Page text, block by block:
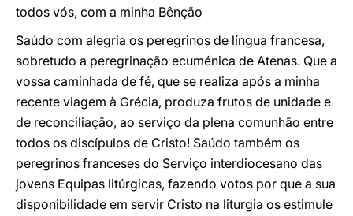
todos vós, com a minha Bênção
Saúdo com alegria os peregrinos de língua francesa,
sobretudo a peregrinação ecuménica de Atenas. Que a
vossa caminhada de fé, que se realiza após a minha
recente viagem à Grécia, produza frutos de unidade e
de reconciliação, ao serviço da plena comunhão entre
todos os discípulos de Cristo! Saúdo também os
peregrinos franceses do Serviço interdiocesano das
jovens Equipas litúrgicas, fazendo votos por que a sua
disponibilidade em servir Cristo na liturgia os estimule